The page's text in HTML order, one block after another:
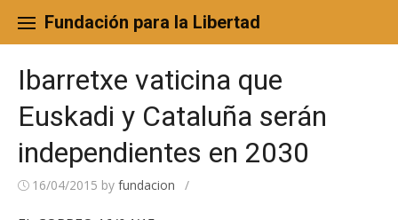
content
Fundación para la Libertad
Ibarretxe vaticina que
Euskadi y Cataluña serán
independientes en 2030
16/04/2015 by fundacion /